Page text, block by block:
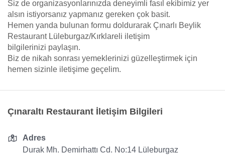
Siz de organizasyonlarınızda deneyimli fasıl ekibimiz yer
alsın istiyorsanız yapmanız gereken çok basit.
Hemen yanda bulunan formu doldurarak Çınarlı Beylik
Restaurant Lüleburgaz/Kırklareli iletişim
bilgilerinizi paylaşın.
Biz de nikah sonrası yemeklerinizi güzelleştirmek için
hemen sizinle iletişime geçelim.
Çınaraltı Restaurant İletişim Bilgileri
Adres
Durak Mh. Demirhattı Cd. No:14 Lüleburgaz